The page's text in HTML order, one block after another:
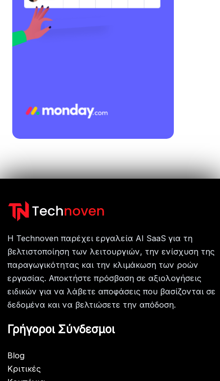
Η Technoven παρέχει εργαλεία AI SaaS για τη
βελτιστοποίηση των λειτουργιών, την ενίσχυση της
παραγωγικότητας και την κλιμάκωση των ροών
εργασίας. Αποκτήστε πρόσβαση σε αξιολογήσεις
ειδικών για να λάβετε αποφάσεις που βασίζονται σε
δεδομένα και να βελτιώσετε την απόδοση.
Γρήγοροι Σύνδεσμοι
Blog
Κριτικές